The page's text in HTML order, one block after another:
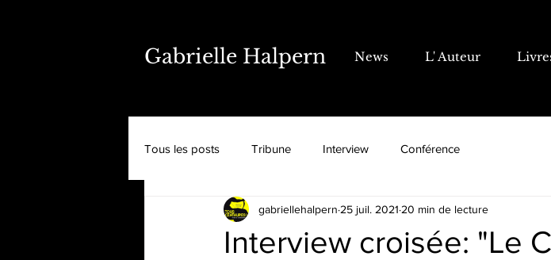
Gabrielle Halpern News L' Auteur
Tous les posts Tribune Interview Conférence
Interview croisée: "Le
gabriellehalpern 25 juil. 2021 20 min de lecture